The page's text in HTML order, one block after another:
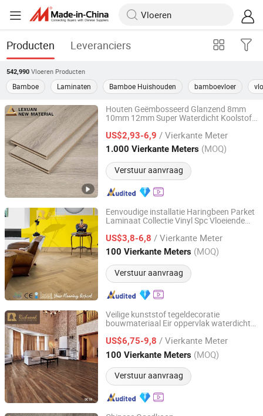
Producten Leveranciers
542,990 Vloeren Producten
Bamboe Laminaten Bamboe Huishouden bamboevloer
Houten Geëmbosseerd Glanzend 8mm
10mm 12mm Super Waterdicht Koolstof
Gelamineerde Engineered Tegelvloer Hoge
Glans Laminaatvloer
US$2,93-6,9 / Vierkante Meter
1.000 Vierkante Meters (MOQ)
Verstuur aanvraag
Changzhou Lexuan New Material Technology Co., Ltd.
Jiangsu, China Sinds 2007
Eenvoudige installatie Haringbeen Parket
Laminaat Collectie Vinyl Spc Vloeiende
US$3,8-6,8 / Vierkante Meter
100 Vierkante Meters (MOQ)
Verstuur aanvraag
Changzhou Richwood Decorative Material Co., Ltd.
Jiangsu, China Sinds 2016
Veilige kunststof tegeldecoratie
bouwmateriaal Eir oppervlak waterdicht
keukens badkamers balkons
US$6,75-9,8 / Vierkante Meter
100 Vierkante Meters (MOQ)
Verstuur aanvraag
Changzhou Richwood Decorative Material Co., Ltd.
Jiangsu, China Sinds 2016